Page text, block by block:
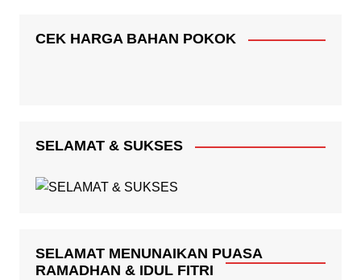
CEK HARGA BAHAN POKOK
SELAMAT & SUKSES
SELAMAT MENUNAIKAN PUASA
RAMADHAN & IDUL FITRI